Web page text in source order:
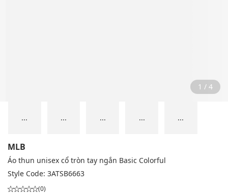
2 / 4
... ... ... ... ...
MLB
Áo thun unisex cổ tròn tay ngắn Basic Colorful
Style Code: 3ATSB6663
(0)